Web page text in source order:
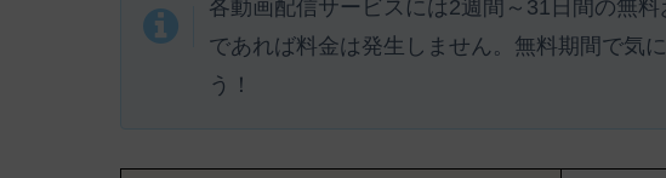
各動画配信サービスには2週間～31日間の無
であれば料金は発生しません。 無料期間で気
う！